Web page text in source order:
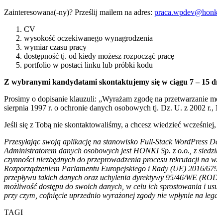
Zainteresowana(-ny)? Prześlij mailem na adres:
CV
wysokość oczekiwanego wynagrodzenia
wymiar czasu pracy
dostępność tj. od kiedy możesz rozpocząć pracę
portfolio w postaci linku lub próbki kodu
Z wybranymi kandydatami skontaktujemy się w ciągu 7 – 15
Prosimy o dopisanie klauzuli: „Wyrażam zgodę na przetwarzanie
sierpnia 1997 r. o ochronie danych osobowych tj. Dz. U. z 2002
Jeśli się z Tobą nie skontaktowaliśmy, a chcesz wiedzieć
Przesyłając swoją aplikację na stanowisko Full-Stack WordPress
Administratorem danych osobowych jest HONKI Sp. z o.o., z
czynności niezbędnych do przeprowadzenia procesu rekrutacji
Rozporządzeniem Parlamentu Europejskiego i Rady (UE) 2016/
przepływu takich danych oraz uchylenia dyrektywy 95/46/WE
możliwość dostępu do swoich danych, w celu ich sprostowania i
przy czym, cofnięcie uprzednio wyrażonej zgody nie wpłynie na
TAGI